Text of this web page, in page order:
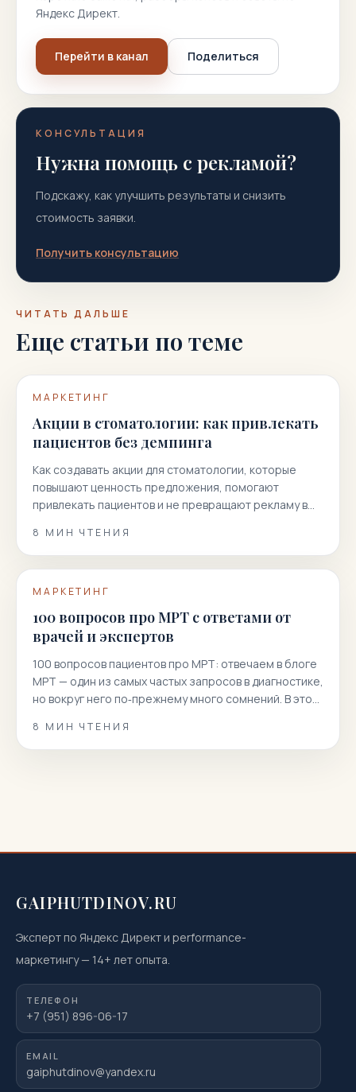
Яндекс Директ.
Перейти в канал Поделиться
КОНСУЛЬТАЦИЯ
Нужна помощь с рекламой?
Подскажу, как улучшить результаты и снизить
стоимость заявки.
Получить консультацию
ЧИТАТЬ ДАЛЬШЕ
Еще статьи по теме
МАРКЕТИНГ
Акции в стоматологии: как привлекать
пациентов без демпинга
Как создавать акции для стоматологии, которые
повышают ценность предложения, помогают
привлекать пациентов и не превращают рекламу в
8 МИН ЧТЕНИЯ
МАРКЕТИНГ
100 вопросов про МРТ с ответами от
врачей и экспертов
100 вопросов пациентов про МРТ: отвечаем в блоге
МРТ — один из самых частых запросов в диагностике,
но вокруг него по‑прежнему много сомнений. В этой
пациентов и даем короткие, точные и полезные
ответы. Вы узнаете, как подготовиться к
8 МИН ЧТЕНИЯ
GAIPHUTDINOV.RU
Эксперт по Яндекс Директ и performance-
маркетингу— 14+ лет опыта.
ТЕЛЕФОН
+7 (951) 896-06-17
EMAIL
gaiphutdinov@yandex.ru